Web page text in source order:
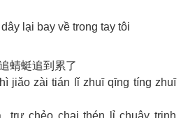
lại bay về trong tay tôi
蜻蜓追到累了
jiǎo zài tián lǐ zhuī qīng tíng zhuī
trư chẻo chai thén lỉ chuây trinh